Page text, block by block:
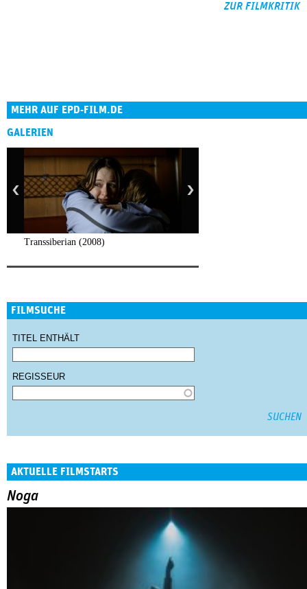
ZUR FILMKRITIK
MEHR AUF EPD-FILM.DE
GALERIEN
Transsiberian (2008)
FILMSUCHE
TITEL ENTHÄLT
REGISSEUR
AKTUELLE FILMSTARTS
Noga